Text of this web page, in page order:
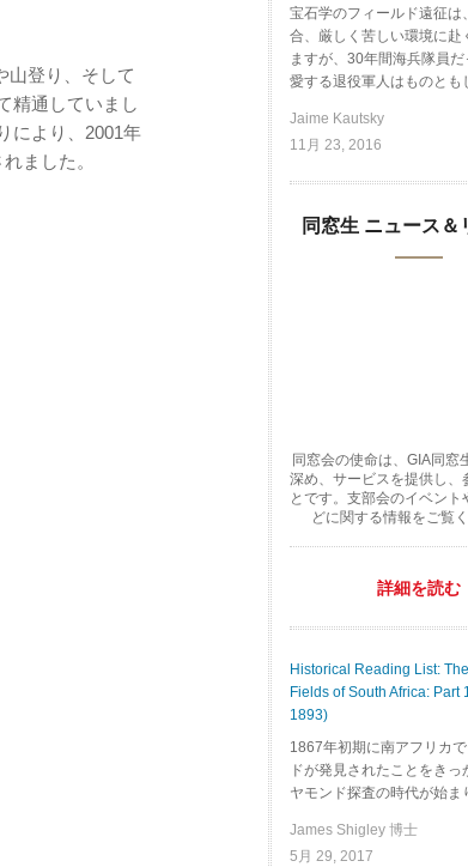
山登り、そして
精通していまし
により、2001年
ました。
宝石学のフィールド遠征は
合、厳しく苦しい環境に赴
ますが、30年間海兵隊員だ
愛する退役軍人はものとも
Jaime Kautsky
11月 23, 2016
同窓生 ニュース＆
同窓会の使命は、GIA同窓
深め、サービスを提供し、
とです。支部会のイベント
どに関する情報をご覧く
詳細を読む
Historical Reading List:
Fields of South Africa: Part
1893)
1867年初期に南アフリカ
ドが発見されたことをきっ
ヤモンド探査の時代が始ま
James Shigley 博士
5月 29, 2017